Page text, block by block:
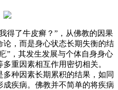
得了牛皮癣？”，从佛教的因果
，而是身心状态长期失衡的结
”，其发生发展与个体自身身心
重因素相互作用密切相关。
种因素长期累积的结果，如同
疾病。佛教并不简单的将疾病